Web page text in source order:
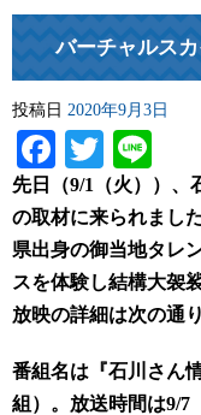
バーチャルス
投稿日 2020年9月3日
Facebook
Twitter
先日（9/1（火））、
の取材に来られまし
県出身の御当地タレ
スを体験し結構大袈
放映の詳細は次の通
番組名は『石川さん
組）。放送時間は9/7